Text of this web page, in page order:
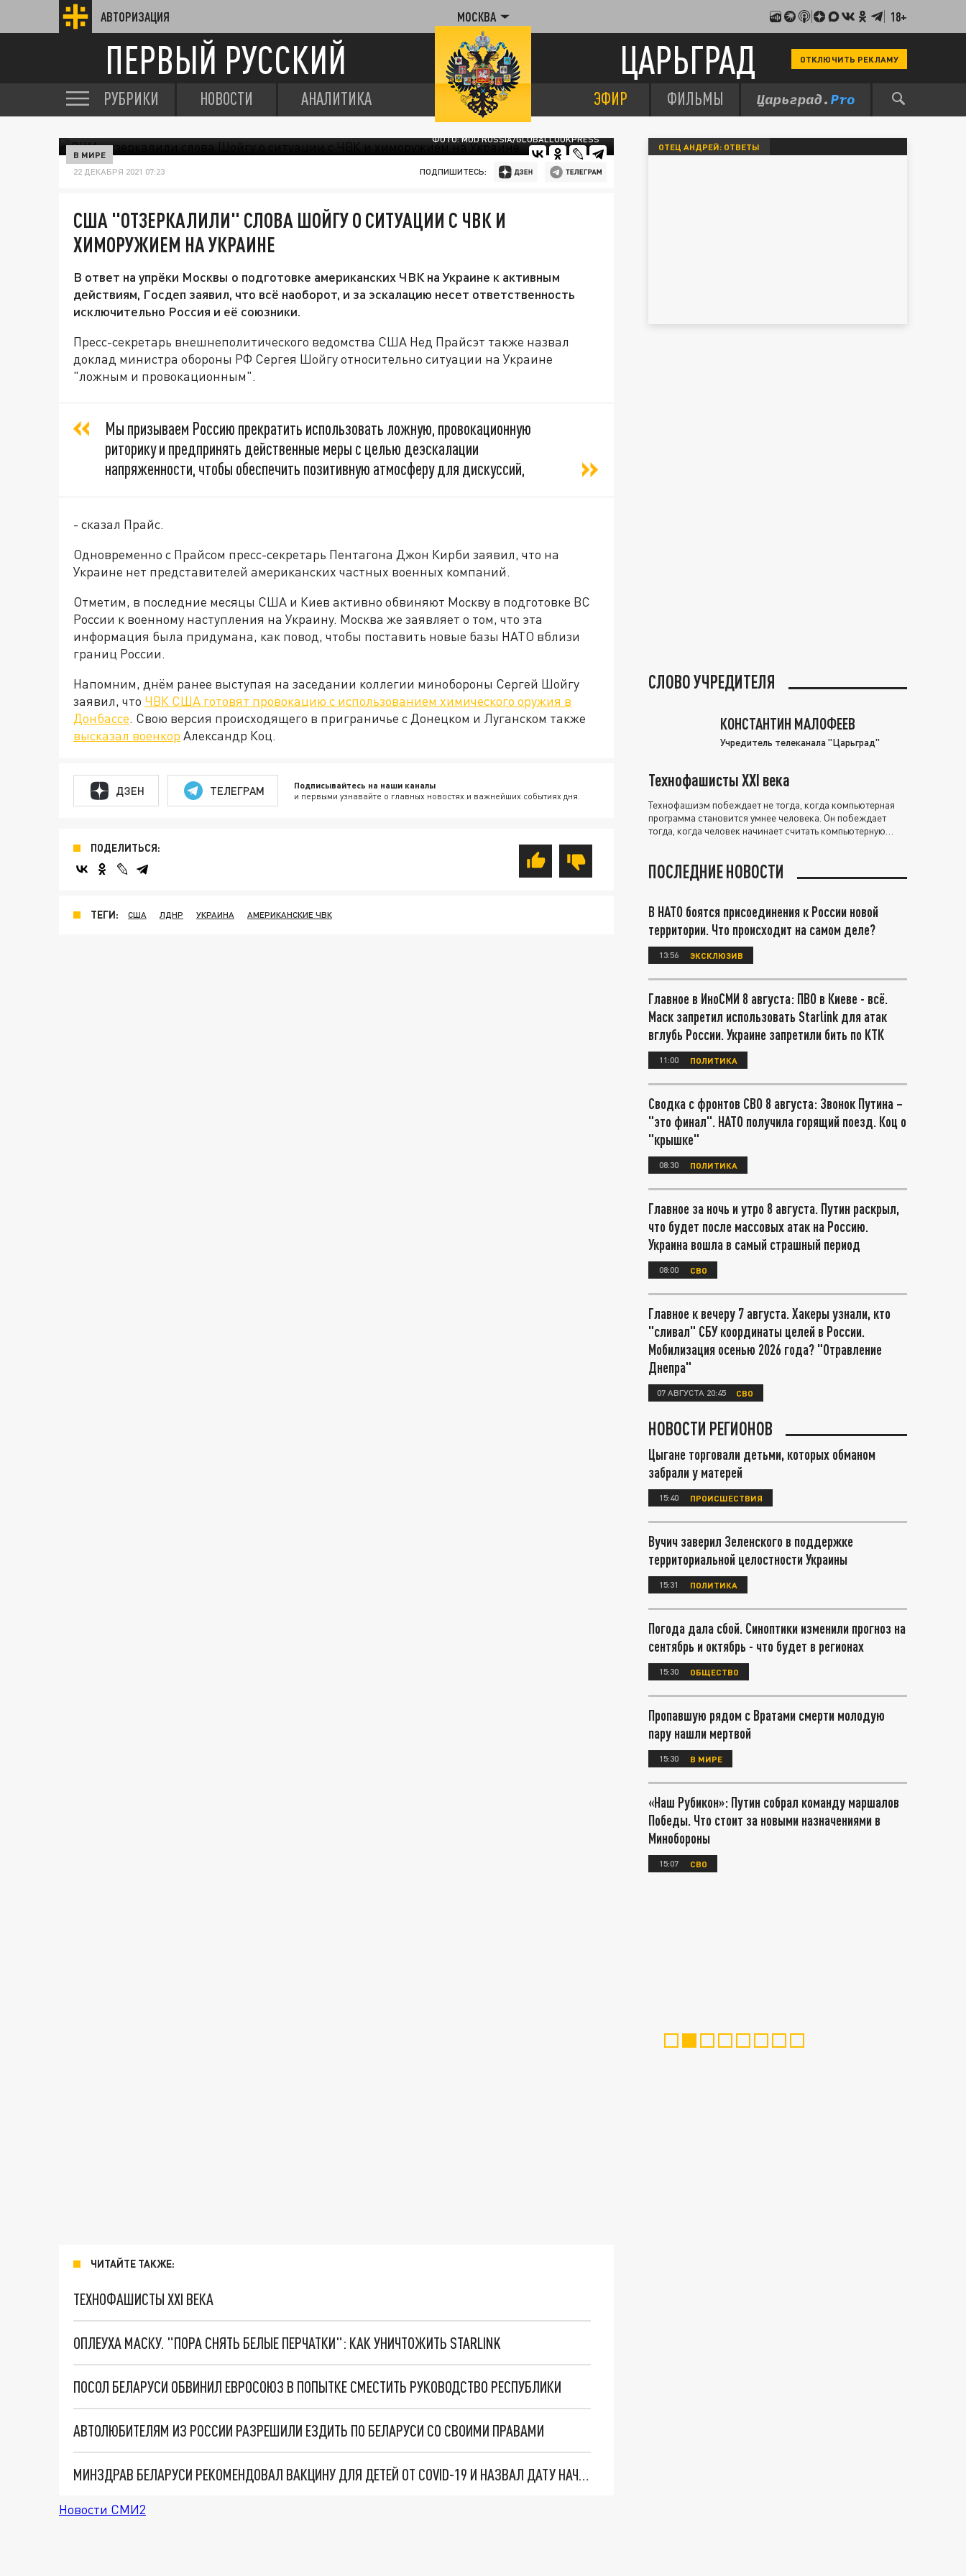
АВТОРИЗАЦИЯ МОСКВА 18+
ПЕРВЫЙ РУССКИЙ ЦАРЬГРАД ОТКЛЮЧИТЬ РЕКЛАМУ
РУБРИКИ НОВОСТИ АНАЛИТИКА ЭФИР ФИЛЬМЫ
ФОТО: MOD RUSSIA/GLOBALLOOKPRESS
В МИРЕ
22 ДЕКАБРЯ 2021 07:23 ПОДПИШИТЕСЬ:
США "ОТЗЕРКАЛИЛИ" СЛОВА ШОЙГУ О СИТУАЦИИ С ЧВК И
ХИМОРУЖИЕМ НА УКРАИНЕ
В ответ на упрёки Москвы о подготовке американских ЧВК на Украине к активным
действиям, Госдеп заявил, что всё наоборот, и за эскалацию несет ответственность
исключительно Россия и её союзники.
Пресс-секретарь внешнеполитического ведомства США Нед Прайсэт также назвал
доклад министра обороны РФ Сергея Шойгу относительно ситуации на Украине
"ложным и провокационным".
Мы призываем Россию прекратить использовать ложную, провокационную
риторику и предпринять действенные меры с целью деэскалации
напряженности, чтобы обеспечить позитивную атмосферу для дискуссий,
- сказал Прайс.
Одновременно с Прайсом пресс-секретарь Пентагона Джон Кирби заявил, что на
Украине нет представителей американских частных военных компаний.
Отметим, в последние месяцы США и Киев активно обвиняют Москву в подготовке ВС
России к военному наступления на Украину. Москва же заявляет о том, что эта
информация была придумана, как повод, чтобы поставить новые базы НАТО вблизи
границ России.
Напомним, днём ранее выступая на заседании коллегии минобороны Сергей Шойгу
заявил, что ЧВК США готовят провокацию с использованием химического оружия в
Донбассе. Свою версия происходящего в приграничье с Донецком и Луганском также
высказал военкор Александр Коц.
ДЗЕН ТЕЛЕГРАМ Подписывайтесь на наши каналы
и первыми узнавайте о главных новостях и важнейших событиях дня.
ПОДЕЛИТЬСЯ:
ТЕГИ: США ЛДНР УКРАИНА АМЕРИКАНСКИЕ ЧВК
ЧИТАЙТЕ ТАКЖЕ:
ТЕХНОФАШИСТЫ XXI ВЕКА
ОПЛЕУХА МАСКУ. "ПОРА СНЯТЬ БЕЛЫЕ ПЕРЧАТКИ": КАК УНИЧТОЖИТЬ STARLINK
ПОСОЛ БЕЛАРУСИ ОБВИНИЛ ЕВРОСОЮЗ В ПОПЫТКЕ СМЕСТИТЬ РУКОВОДСТВО РЕСПУБЛИКИ
АВТОЛЮБИТЕЛЯМ ИЗ РОССИИ РАЗРЕШИЛИ ЕЗДИТЬ ПО БЕЛАРУСИ СО СВОИМИ ПРАВАМИ
МИНЗДРАВ БЕЛАРУСИ РЕКОМЕНДОВАЛ ВАКЦИНУ ДЛЯ ДЕТЕЙ ОТ COVID-19 И НАЗВАЛ ДАТУ НАЧАЛА ИХ ВАКЦИНАЦИИ
Новости СМИ2
ОТЕЦ АНДРЕЙ: ОТВЕТЫ
СЛОВО УЧРЕДИТЕЛЯ
КОНСТАНТИН МАЛОФЕЕВ
Учредитель телеканала "Царьград"
Технофашисты XXI века
Технофашизм побеждает не тогда, когда компьютерная
программа становится умнее человека. Он побеждает
тогда, когда человек начинает считать компьютерную
ПОСЛЕДНИЕ НОВОСТИ
В НАТО боятся присоединения к России новой
территории. Что происходит на самом деле?
13:56 ЭКСКЛЮЗИВ
Главное в ИноСМИ 8 августа: ПВО в Киеве - всё.
Маск запретил использовать Starlink для атак
вглубь России. Украине запретили бить по КТК
11:00 ПОЛИТИКА
Сводка с фронтов СВО 8 августа: Звонок Путина –
"это финал". НАТО получила горящий поезд. Коц о
"крышке"
08:30 ПОЛИТИКА
Главное за ночь и утро 8 августа. Путин раскрыл,
что будет после массовых атак на Россию.
Украина вошла в самый страшный период
08:00 СВО
Главное к вечеру 7 августа. Хакеры узнали, кто
"сливал" СБУ координаты целей в России.
Мобилизация осенью 2026 года? "Отравление
Днепра"
07 АВГУСТА 20:45 СВО
НОВОСТИ РЕГИОНОВ
Цыгане торговали детьми, которых обманом
забрали у матерей
15:40 ПРОИСШЕСТВИЯ
Вучич заверил Зеленского в поддержке
территориальной целостности Украины
15:31 ПОЛИТИКА
Погода дала сбой. Синоптики изменили прогноз на
сентябрь и октябрь - что будет в регионах
15:30 ОБЩЕСТВО
Пропавшую рядом с Вратами смерти молодую
пару нашли мертвой
15:30 В МИРЕ
«Наш Рубикон»: Путин собрал команду маршалов
Победы. Что стоит за новыми назначениями в
Минобороны
15:07 СВО